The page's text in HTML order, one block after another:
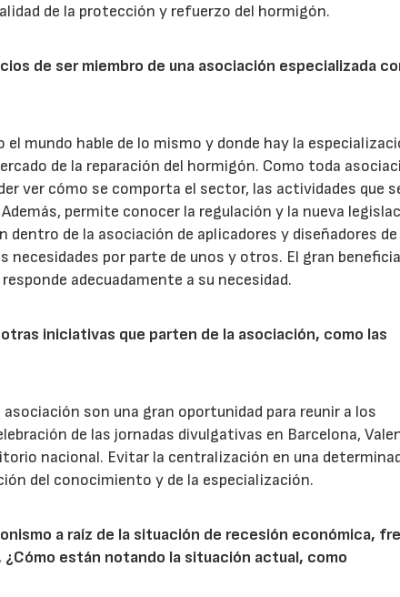
de la protección y refuerzo del hormigón.
de ser miembro de una asociación especializada
mundo hable de lo mismo y donde hay la
de la reparación del hormigón. Como toda
ver cómo se comporta el sector, las actividades que
permite conocer la regulación y la nueva
de la asociación de aplicadores y diseñadores de
por parte de unos y otros. El gran
adecuadamente a su necesidad.
iniciativas que parten de la asociación, como las
son una gran oportunidad para reunir a los
de las jornadas divulgativas en Barcelona,
nacional. Evitar la centralización en una
del conocimiento y de la especialización.
a raíz de la situación de recesión económica,
están notando la situación actual, como